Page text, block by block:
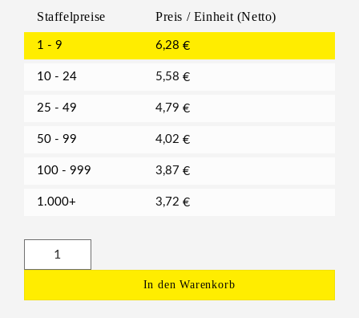
Staffelpreise Preis / Einheit (Netto)
1 - 9 6,28 €
10 - 24 5,58 €
25 - 49 4,79 €
50 - 99 4,02 €
100 - 999 3,87 €
1.000+ 3,72 €
In den Warenkorb